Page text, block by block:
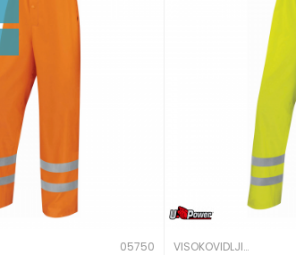
05750 VISOKOVIDLJIVA ODEĆA